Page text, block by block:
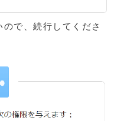
で、続行してくださ